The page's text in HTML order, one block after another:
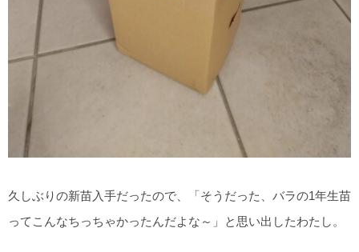
久しぶりの新苗入手だったので、「そうだった、バラの1年生苗
ってこんなちっちゃかったんだよな～」と思い出したわたし。